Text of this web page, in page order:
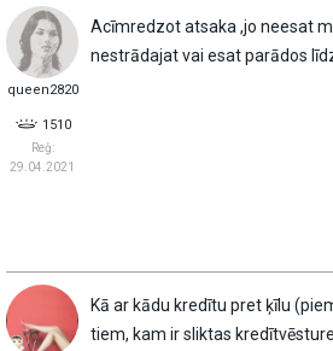
queen2820
1510
Reģ:
29.04.2021
Acīmredzot atsaka ,jo neesat
nestrādajat vai esat parādos
Kā ar kādu kredītu pret ķīlu
tiem, kam ir sliktas